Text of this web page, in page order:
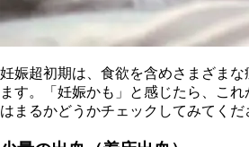
妊娠超初期は、食欲を含めさまざまな
ます。「妊娠かも」と感じたら、こ
はまるかどうかチェックしてみてくだ